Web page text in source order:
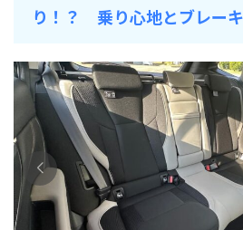
り！？ 乗り心地とブレー